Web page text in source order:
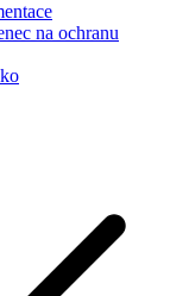
na ochranu